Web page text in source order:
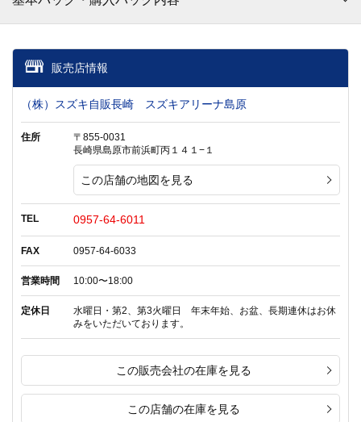
販売店情報
（株）スズキ自販長崎 スズキアリーナ島原
住所
〒855-0031
長崎県島原市前浜町丙１４１−１
この店舗の地図を見る
TEL 0957-64-6011
FAX 0957-64-6033
営業時間 10:00〜18:00
定休日
水曜日・第2、第3火曜日 年末年始、お盆、長期連休はお休
みをいただいております。
この販売会社の在庫を見る
この店舗の在庫を見る